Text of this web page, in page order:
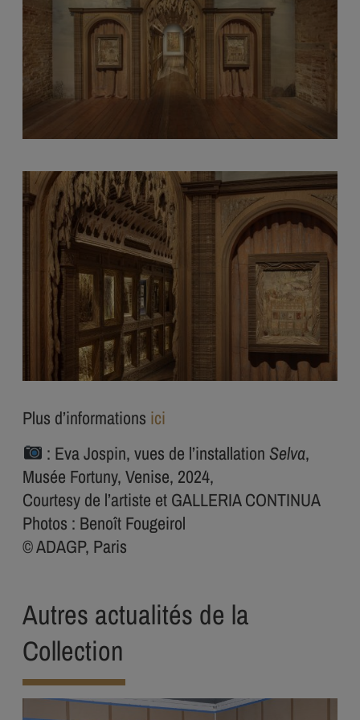
Plus d’informations ici
: Eva Jospin, vues de l’installationSelva,
Musée Fortuny, Venise, 2024,
Courtesy de l’artiste et GALLERIA CONTINUA
Photos : Benoît Fougeirol
© ADAGP, Paris
Autres actualités de la
Collection